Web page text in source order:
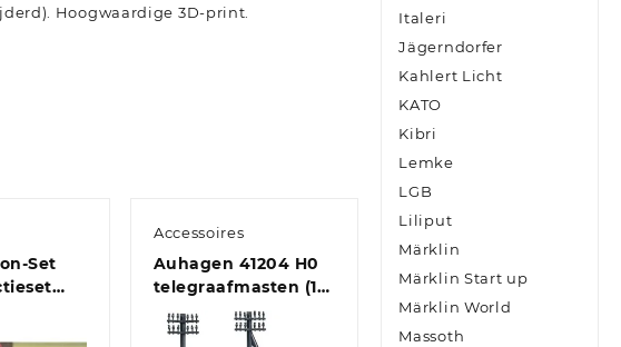
Hoogwaardige 3D-print.
Set
Accessoires
Auhagen 41204 H0
telegraafmasten (12
stuks) Bouwpakket
Italeri
Jägerndorfer
Kahlert Licht
KATO
Kibri
Lemke
LGB
Liliput
Märklin
Märklin Start up
Märklin World
Massoth